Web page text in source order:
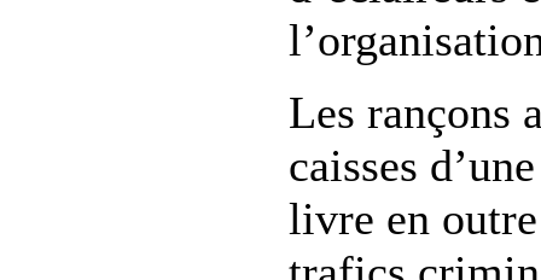
Les rançons
caisses
livre en